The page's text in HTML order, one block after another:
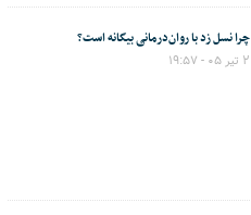
چرا نسل زد با روان‌درمانی بیگانه است؟
۲ تیر ۰۵ - ۱۹:۵۷